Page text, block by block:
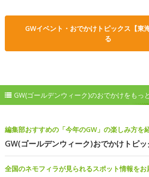
GWイベント・おでかけトピックス【東
る
GW(ゴールデンウィーク)のおでかけをもっ
編集部おすすめの「今年のGW」の楽しみ方を
GW(ゴールデンウィーク)おでかけトピッ
全国のネモフィラが見られるスポット情報をお